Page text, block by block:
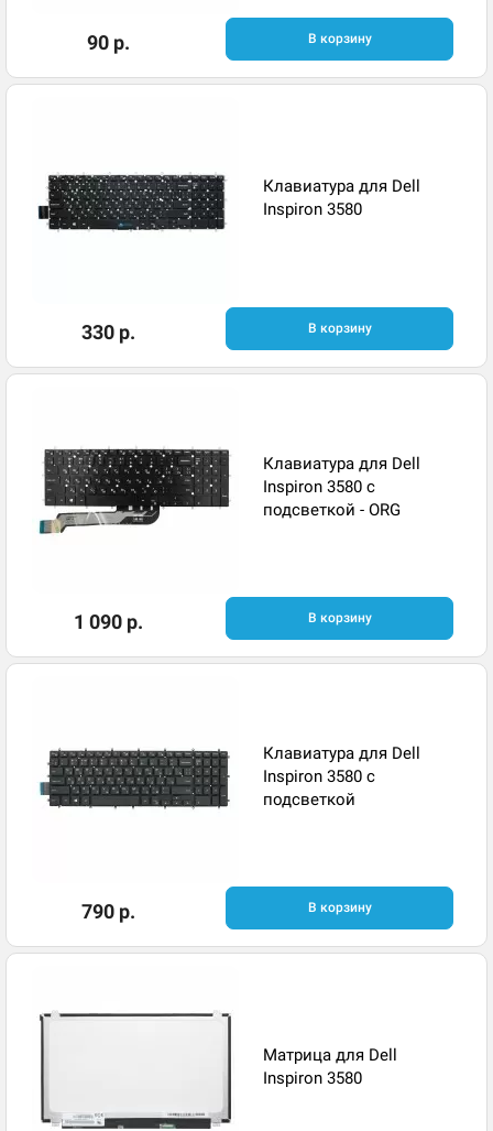
90 р. В корзину
Клавиатура для Dell
Inspiron 3580
330 р. В корзину
Клавиатура для Dell
Inspiron 3580 с
подсветкой - ORG
1 090 р. В корзину
Клавиатура для Dell
Inspiron 3580 с
подсветкой
790 р. В корзину
Матрица для Dell
Inspiron 3580